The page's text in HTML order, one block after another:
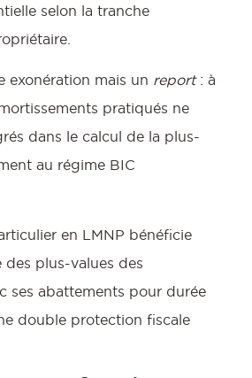
selon la tranche
exonération mais un report: à
pratiqués ne
dans le calcul de la plus-
au régime BIC
en LMNP bénéficie
plus-values des
ses abattements pour durée
double protection fiscale